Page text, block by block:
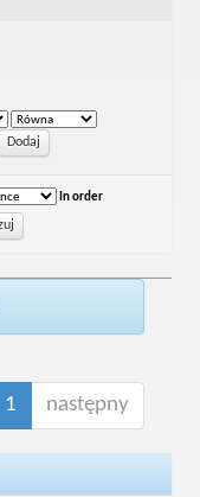
In order
1 następny